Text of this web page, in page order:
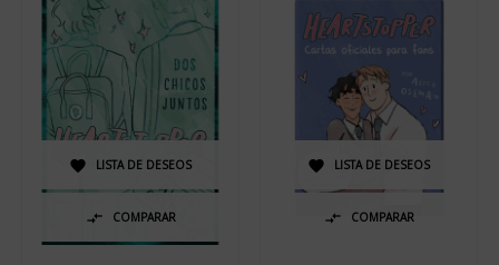
 LISTA DE DESEOS
 COMPARAR
 LISTA DE DESEOS
 COMPARAR